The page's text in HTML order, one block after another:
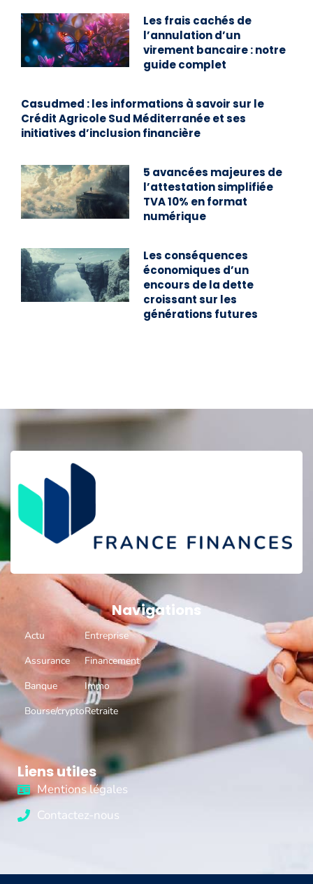
Les frais cachés de
l’annulation d’un
virement bancaire : notre
guide complet
Casudmed : les informations à savoir sur le
Crédit Agricole Sud Méditerranée et ses
initiatives d’inclusion financière
5 avancées majeures de
l’attestation simplifiée
TVA 10% en format
numérique
Les conséquences
économiques d’un
encours de la dette
croissant sur les
générations futures
Navigations
Actu
Assurance
Banque
Bourse/crypto
Entreprise
Financement
Immo
Retraite
Liens utiles
Mentions légales
Contactez-nous